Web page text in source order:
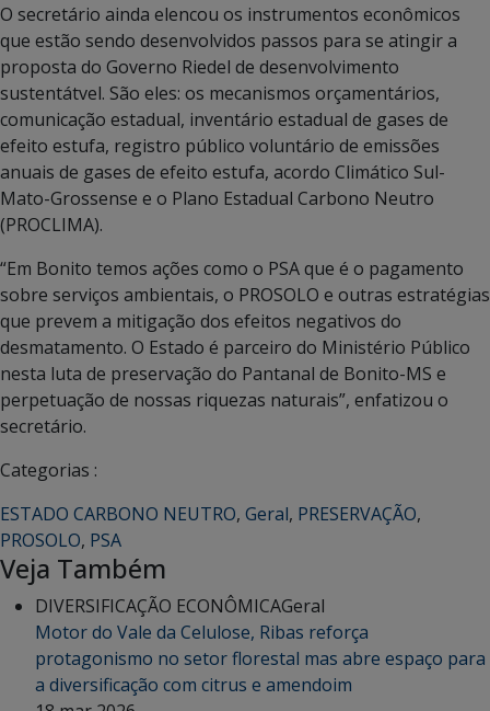
O secretário ainda elencou os instrumentos econômicos
que estão sendo desenvolvidos passos para se atingir a
proposta do Governo Riedel de desenvolvimento
sustentátvel. São eles: os mecanismos orçamentários,
comunicação estadual, inventário estadual de gases de
efeito estufa, registro público voluntário de emissões
anuais de gases de efeito estufa, acordo Climático Sul-
Mato-Grossense e o Plano Estadual Carbono Neutro
(PROCLIMA).
“Em Bonito temos ações como o PSA que é o pagamento
sobre serviços ambientais, o PROSOLO e outras estratégias
que prevem a mitigação dos efeitos negativos do
desmatamento. O Estado é parceiro do Ministério Público
nesta luta de preservação do Pantanal de Bonito-MS e
perpetuação de nossas riquezas naturais”, enfatizou o
secretário.
Categorias :
ESTADO CARBONO NEUTRO, Geral, PRESERVAÇÃO,
PROSOLO, PSA
Veja Também
DIVERSIFICAÇÃO ECONÔMICAGeral
Motor do Vale da Celulose, Ribas reforça
protagonismo no setor florestal mas abre espaço para
a diversificação com citrus e amendoim